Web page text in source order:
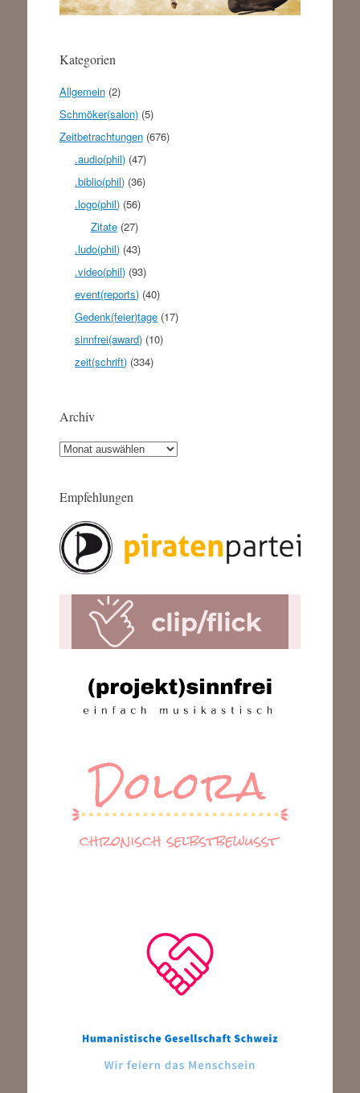
Kategorien
Allgemein(2)
Schmöker(salon)(5)
Zeitbetrachtungen(676)
.audio(phil) (47)
.biblio(phil) (36)
.logo(phil) (56)
Zitate(27)
.ludo(phil) (43)
.video(phil) (93)
event(reports) (40)
Gedenk(feier)tage (17)
sinnfrei(award) (10)
zeit(schrift) (334)
Archiv
Archiv
Empfehlungen